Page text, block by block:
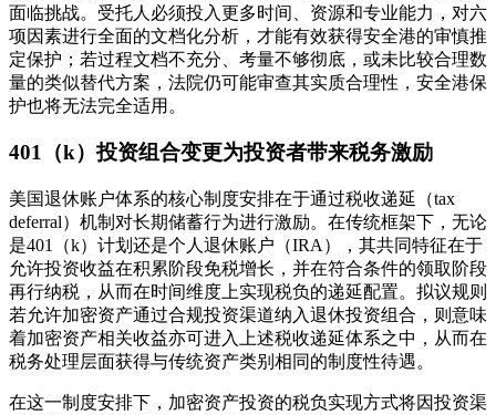
面临挑战。受托人必须投入更多时间、资源和专业能力，对六
项因素进行全面的文档化分析，才能有效获得安全港的审慎推
定保护；若过程文档不充分、考量不够彻底，或未比较合理数
量的类似替代方案，法院仍可能审查其实质合理性，安全港保
护也将无法完全适用。
401（k）投资组合变更为投资者带来税务激励
美国退休账户体系的核心制度安排在于通过税收递延（tax
deferral）机制对长期储蓄行为进行激励。在传统框架下，无论
是401（k）计划还是个人退休账户（IRA），其共同特征在于
允许投资收益在积累阶段免税增长，并在符合条件的领取阶段
再行纳税，从而在时间维度上实现税负的递延配置。拟议规则
若允许加密资产通过合规投资渠道纳入退休投资组合，则意味
着加密资产相关收益亦可进入上述税收递延体系之中，从而在
税务处理层面获得与传统资产类别相同的制度性待遇。
在这一制度安排下，加密资产投资的税负实现方式将因投资渠